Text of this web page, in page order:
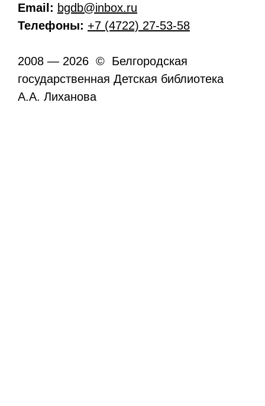
Email: bgdb@inbox.ru
Телефоны: +7 (4722) 27-53-58
2008 — 2026 © Белгородская
государственная Детская библиотека
А.А. Лиханова